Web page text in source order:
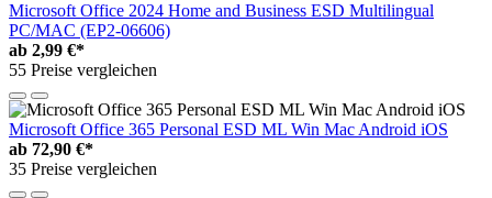
Microsoft Office 2024 Home and Business ESD Multilingual
PC/MAC (EP2-06606)
ab 2,99 €*
55 Preise vergleichen
Microsoft Office 365 Personal ESD ML Win Mac Android iOS
ab 72,90 €*
35 Preise vergleichen